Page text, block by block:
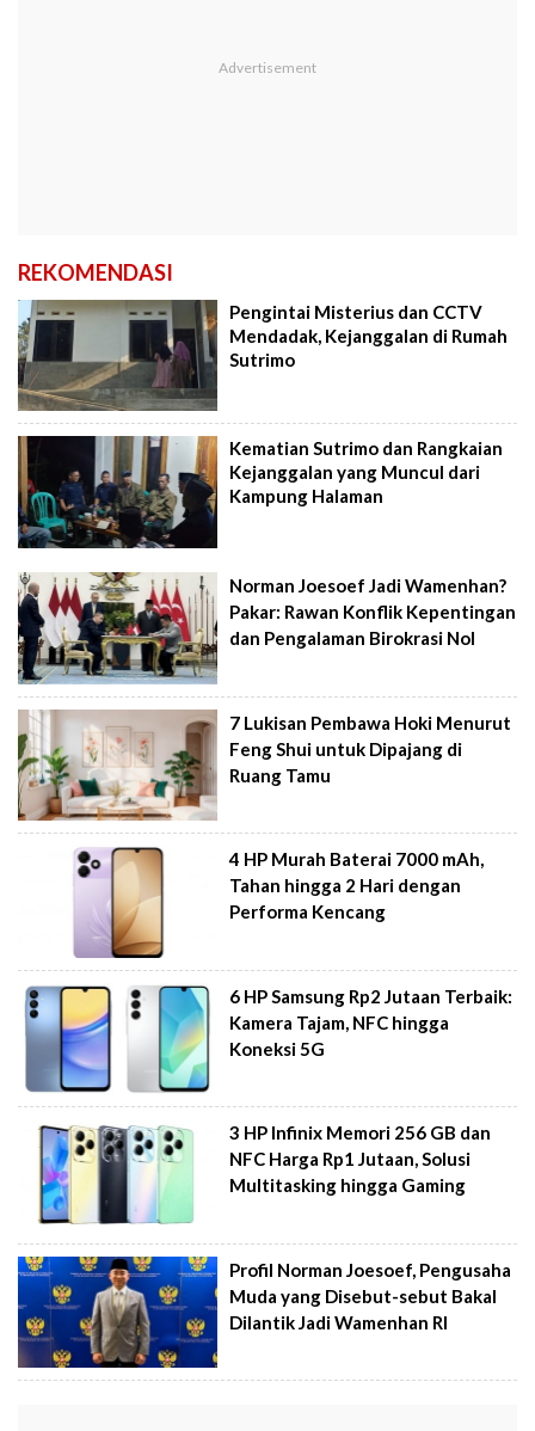
REKOMENDASI
Pengintai Misterius dan CCTV
Mendadak, Kejanggalan di Rumah
Sutrimo
Kematian Sutrimo dan Rangkaian
Kejanggalan yang Muncul dari
Kampung Halaman
Norman Joesoef Jadi Wamenhan?
Pakar: Rawan Konflik Kepentingan
dan Pengalaman Birokrasi Nol
7 Lukisan Pembawa Hoki Menurut
Feng Shui untuk Dipajang di
Ruang Tamu
4 HP Murah Baterai 7000 mAh,
Tahan hingga 2 Hari dengan
Performa Kencang
6 HP Samsung Rp2 Jutaan Terbaik:
Kamera Tajam, NFC hingga
Koneksi 5G
3 HP Infinix Memori 256 GB dan
NFC Harga Rp1 Jutaan, Solusi
Multitasking hingga Gaming
Profil Norman Joesoef, Pengusaha
Muda yang Disebut-sebut Bakal
Dilantik Jadi Wamenhan RI